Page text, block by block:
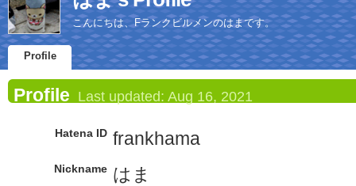
こんにちは、Fランクビルメンのはまです。
Profile
Profile Last updated: Aug 16, 2021
Hatena ID frankhama
Nickname はま